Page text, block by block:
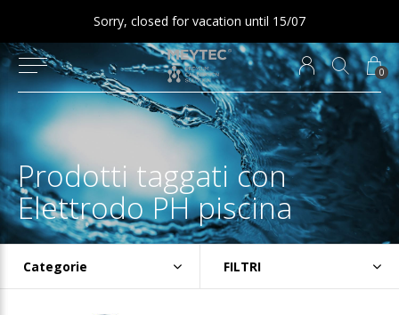
0
Sorry, closed for vacation until 15/07
Prodotti taggati con
Elettrodo PH piscina
Categorie FILTRI